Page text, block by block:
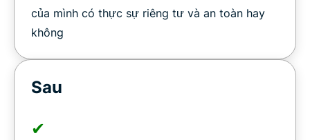
của mình có thực sự riêng tư và an toàn hay
không
Sau
✔